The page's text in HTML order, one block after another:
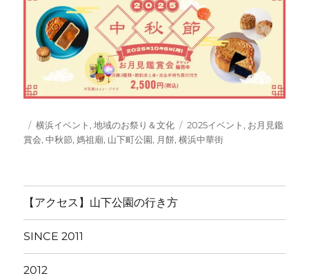
投
稿
カ
テ
横浜イベント ,地域のお祭り＆文化
タ
グ
2025イベント , お月見鑑
賞会,中秋節,媽祖廟, 山下町公園, 月餅,横浜中華街
【アクセス】山下公園の行き方
SINCE 2011
2012